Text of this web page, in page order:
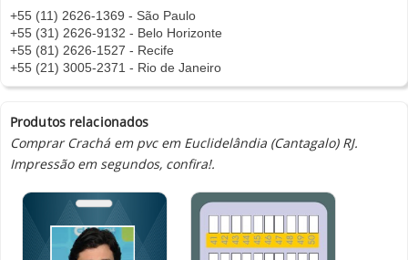
+55 (11) 2626-1369 - São Paulo
+55 (31) 2626-9132 - Belo Horizonte
+55 (81) 2626-1527 - Recife
+55 (21) 3005-2371 - Rio de Janeiro
Produtos relacionados
Comprar Crachá em pvc em Euclidelândia (Cantagalo) RJ.
Impressão em segundos, confira!.